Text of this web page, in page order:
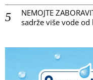
NEMOJTE
sadrže više vode